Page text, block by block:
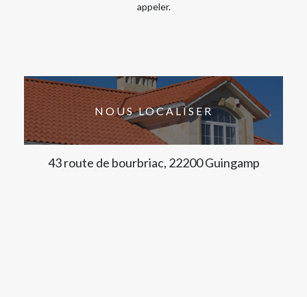
appeler.
NOUS LOCALISER
43 route de bourbriac, 22200 Guingamp